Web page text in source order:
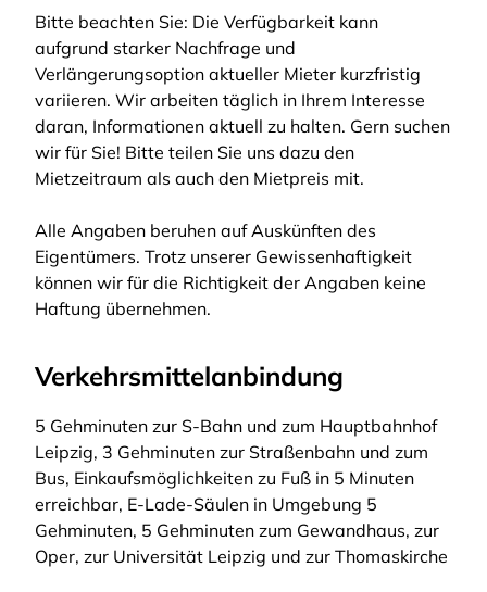
Bitte beachten Sie: Die Verfügbarkeit kann
aufgrund starker Nachfrage und
Verlängerungsoption aktueller Mieter kurzfristig
variieren. Wir arbeiten täglich in Ihrem Interesse
daran, Informationen aktuell zu halten. Gern suchen
wir für Sie! Bitte teilen Sie uns dazu den
Mietzeitraum als auch den Mietpreis mit.
Alle Angaben beruhen auf Auskünften des
Eigentümers. Trotz unserer Gewissenhaftigkeit
können wir für die Richtigkeit der Angaben keine
Haftung übernehmen.
Verkehrsmittelanbindung
5 Gehminuten zur S-Bahn und zum Hauptbahnhof
Leipzig, 3 Gehminuten zur Straßenbahn und zum
Bus, Einkaufsmöglichkeiten zu Fuß in 5 Minuten
erreichbar, E-Lade-Säulen in Umgebung 5
Gehminuten, 5 Gehminuten zum Gewandhaus, zur
Oper, zur Universität Leipzig und zur Thomaskirche